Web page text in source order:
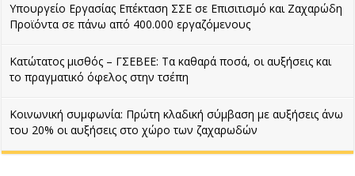
Υπουργείο Εργασίας Επέκταση ΣΣΕ σε Επισιτισμό και Ζαχαρώδη
Προϊόντα σε πάνω από 400.000 εργαζόμενους
Κατώτατος μισθός – ΓΣΕΒΕΕ: Τα καθαρά ποσά, οι αυξήσεις και
το πραγματικό όφελος στην τσέπη
Κοινωνική συμφωνία: Πρώτη κλαδική σύμβαση με αυξήσεις άνω
του 20% οι αυξήσεις στο χώρο των ζαχαρωδών